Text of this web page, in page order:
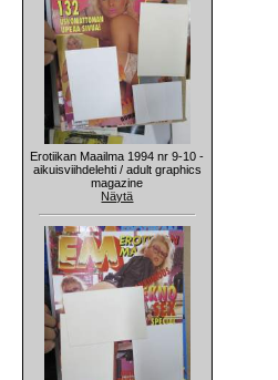
Erotiikan Maailma 1994 nr 9-10 -
aikuisviihdelehti / adult graphics
magazine
Näytä